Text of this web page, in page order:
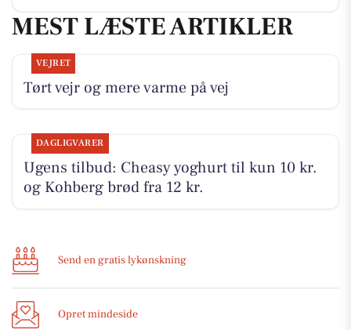
MEST LÆSTE ARTIKLER
VEJRET
Tørt vejr og mere varme på vej
DAGLIGVARER
Ugens tilbud: Cheasy yoghurt til kun 10 kr.
og Kohberg brød fra 12 kr.
Send en gratis lykønskning
Opret mindeside